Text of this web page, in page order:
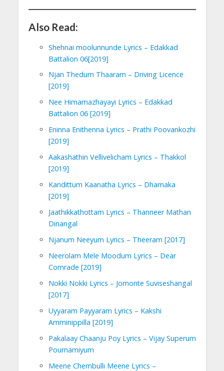
Also Read:
Shehnai moolunnunde Lyrics – Edakkad
Battalion 06[2019]
Njan Thedum Thaaram – Driving Licence
[2019]
Nee Himamazhayayi Lyrics – Edakkad
Battalion 06 [2019]
Eninna Enithenna Lyrics – Prathi Poovankozhi
[2019]
Aakashathin Vellivelicham Lyrics – Thakkol
[2019]
Kandittum Kaanatha Lyrics – Dhamaka
[2019]
Jaathikkathottam Lyrics – Thanneer Mathan
Dinangal
Njanum Neeyum Lyrics – Theeram [2017]
Neerolam Mele Moodum Lyrics – Dear
Comrade [2019]
Nokki Nokki Lyrics – Jomonte Suviseshangal
[2017]
Uyyaram Payyaram Lyrics – Kakshi
Amminippilla [2019]
Pakalaay Chaanju Poy Lyrics – Vijay Superum
Pournamiyum
Meene Chembulli Meene Lyrics –